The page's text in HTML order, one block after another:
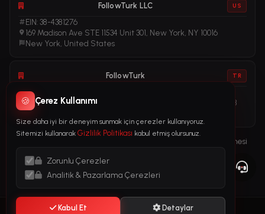
FollowTurk LLC US
EIN: 38-4381276
169 Madison Ave STE 11534 Unit 301, New York, NY 10016
New York, United States
FollowTurk TR
Vergi No: 611281456
Adalet Mah. Manas Blv. Folkart Towers No: 39 İç Kapı No: 3408
İzmir, Türkiye
Abonelik Sözleşmesi
Kara Para Aklama ile Mücadele (AML) Politikası
🍪 Çerez Kullanımı
Size daha iyi bir deneyim sunmak için çerezler kullanıyoruz.
Sitemizi kullanarak Gizlilik Politikası kabul etmiş olursunuz.
Zorunlu Çerezler
Analitik & Pazarlama Çerezleri
Kabul Et Detaylar